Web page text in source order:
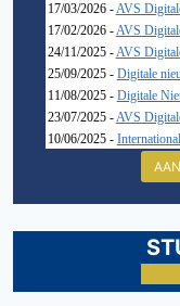
17/03/2026 -AVS
17/02/2026 -AVS
24/11/2025 -AVS
25/09/2025 - Digitale
11/08/2025 - Digitale
23/07/2025 -AVS
10/06/2025 -